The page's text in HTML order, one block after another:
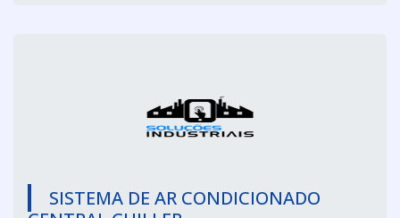
SISTEMA DE AR CONDICIONADO